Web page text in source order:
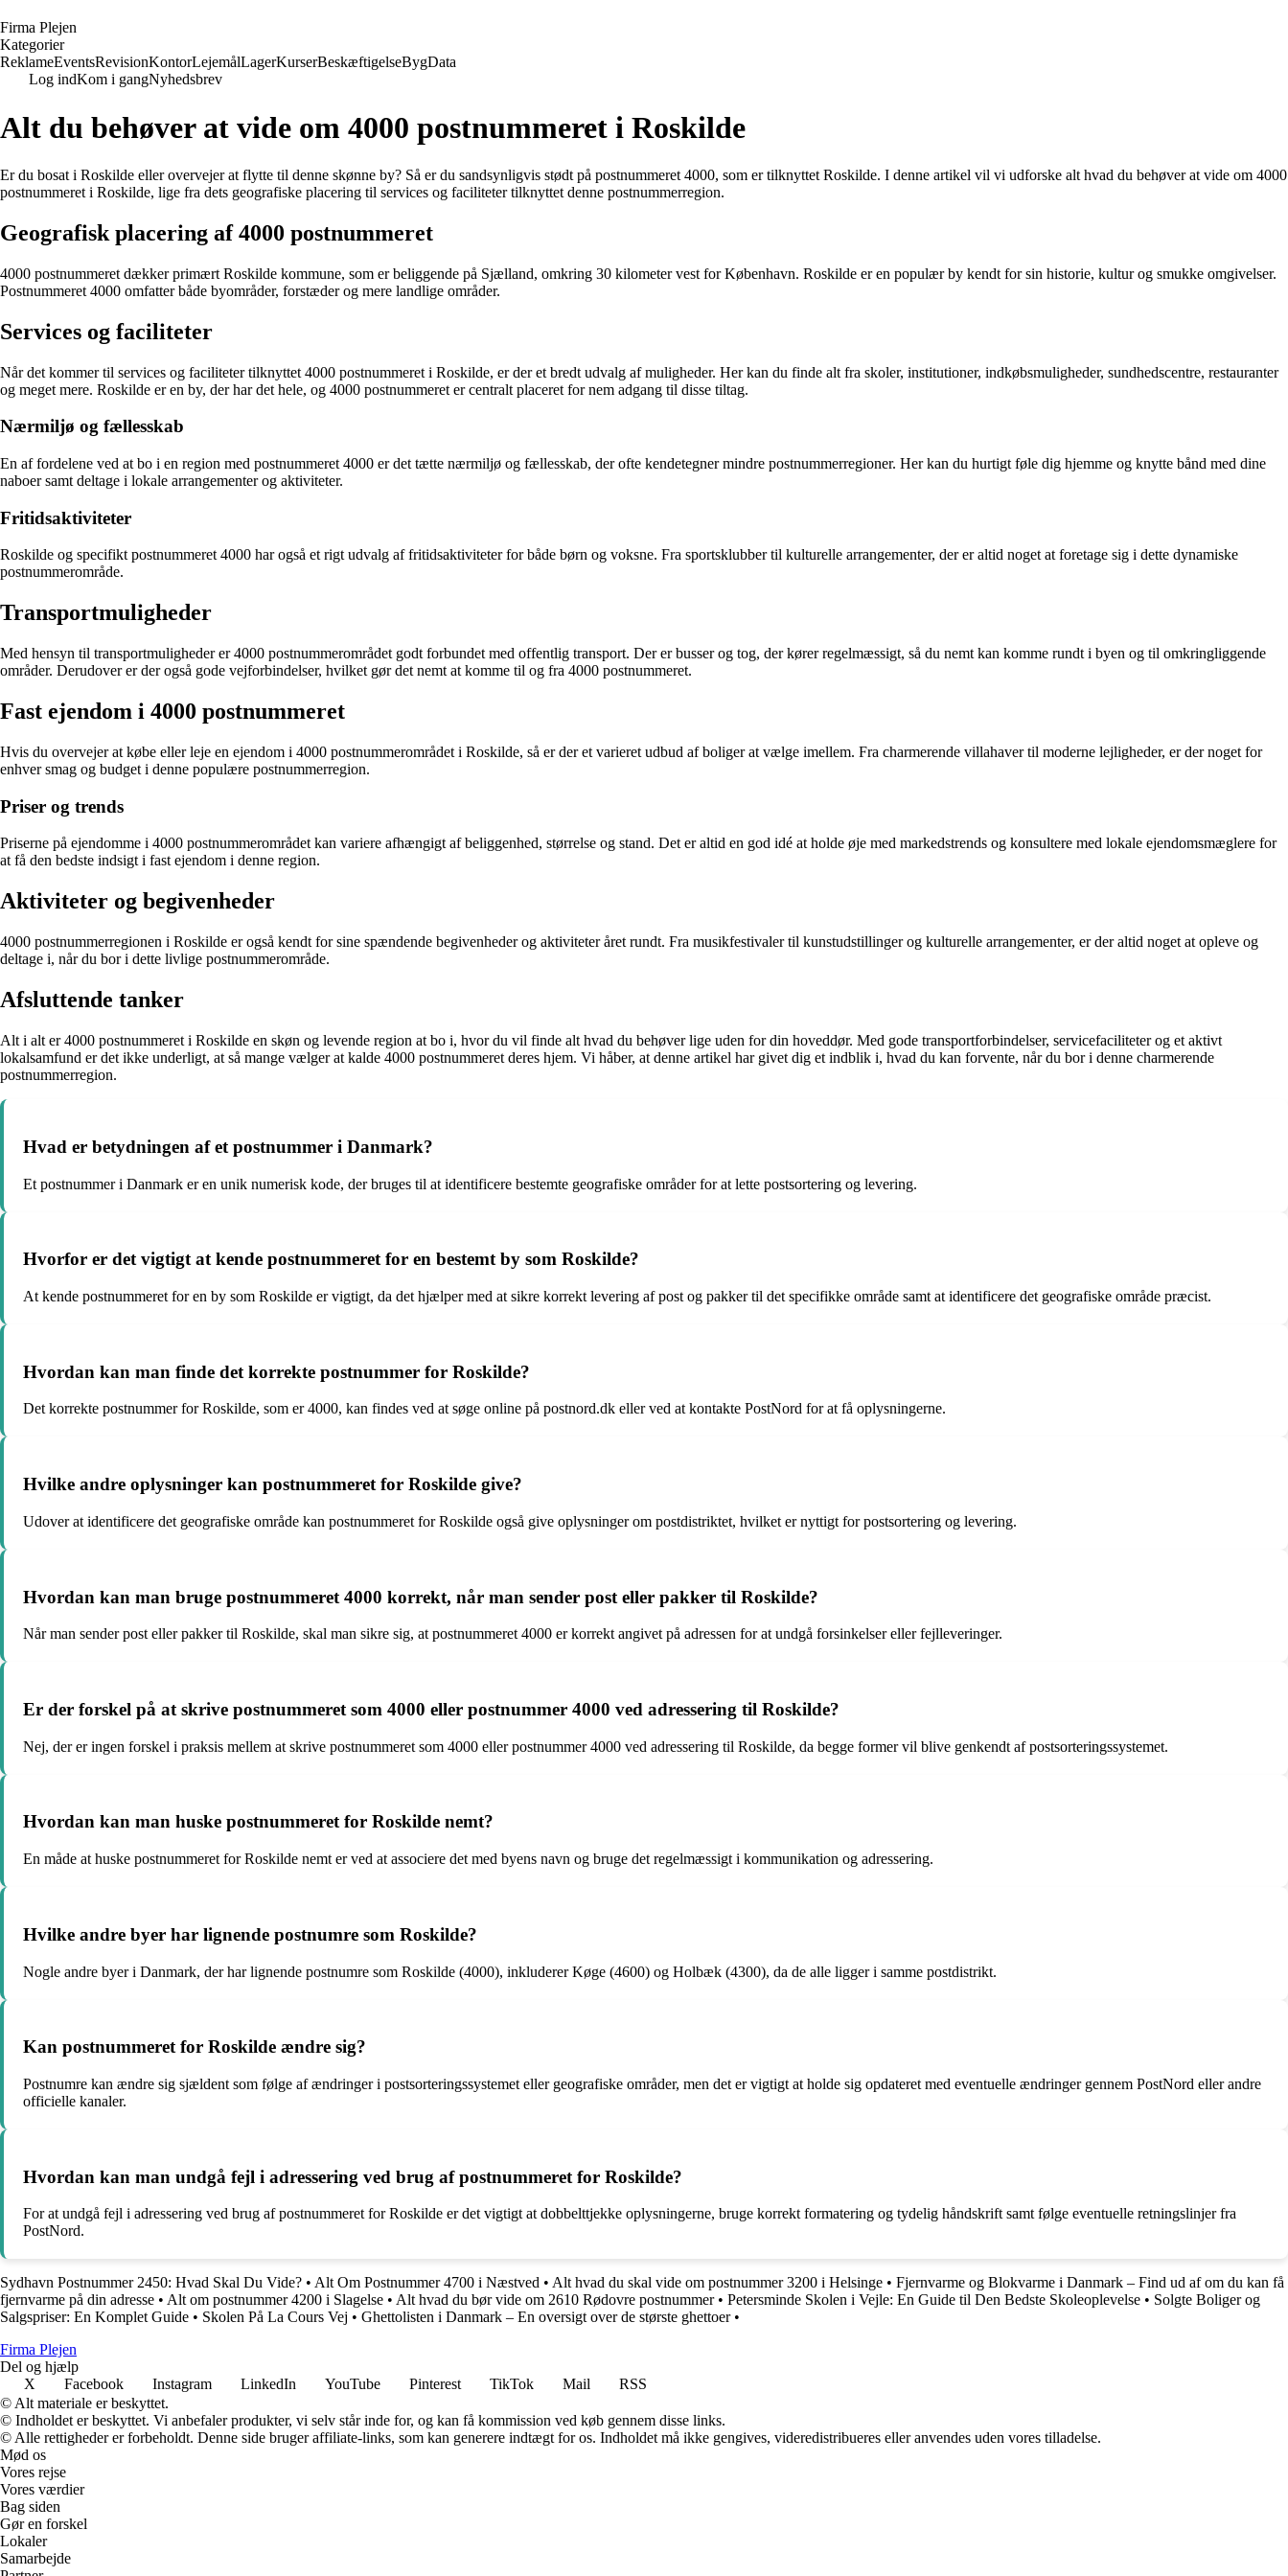
Firma Plejen
Kategorier
ReklameEventsRevisionKontorLejemålLagerKurserBeskæftigelseBygData
Log indKom i gangNyhedsbrev
Alt du behøver at vide om 4000 postnummeret i Roskilde
Er du bosat i Roskilde eller overvejer at flytte til denne skønne by? Så er du sandsynligvis stødt på postnummeret 4000, som er tilknyttet Roskilde. I denne artikel vil vi udforske alt hvad du behøver at vide om 4000
postnummeret i Roskilde, lige fra dets geografiske placering til services og faciliteter tilknyttet denne postnummerregion.
Geografisk placering af 4000 postnummeret
4000 postnummeret dækker primært Roskilde kommune, som er beliggende på Sjælland, omkring 30 kilometer vest for København. Roskilde er en populær by kendt for sin historie, kultur og smukke omgivelser.
Postnummeret 4000 omfatter både byområder, forstæder og mere landlige områder.
Services og faciliteter
Når det kommer til services og faciliteter tilknyttet 4000 postnummeret i Roskilde, er der et bredt udvalg af muligheder. Her kan du finde alt fra skoler, institutioner, indkøbsmuligheder, sundhedscentre, restauranter
og meget mere. Roskilde er en by, der har det hele, og 4000 postnummeret er centralt placeret for nem adgang til disse tiltag.
Nærmiljø og fællesskab
En af fordelene ved at bo i en region med postnummeret 4000 er det tætte nærmiljø og fællesskab, der ofte kendetegner mindre postnummerregioner. Her kan du hurtigt føle dig hjemme og knytte bånd med dine
naboer samt deltage i lokale arrangementer og aktiviteter.
Fritidsaktiviteter
Roskilde og specifikt postnummeret 4000 har også et rigt udvalg af fritidsaktiviteter for både børn og voksne. Fra sportsklubber til kulturelle arrangementer, der er altid noget at foretage sig i dette dynamiske
postnummerområde.
Transportmuligheder
Med hensyn til transportmuligheder er 4000 postnummerområdet godt forbundet med offentlig transport. Der er busser og tog, der kører regelmæssigt, så du nemt kan komme rundt i byen og til omkringliggende
områder. Derudover er der også gode vejforbindelser, hvilket gør det nemt at komme til og fra 4000 postnummeret.
Fast ejendom i 4000 postnummeret
Hvis du overvejer at købe eller leje en ejendom i 4000 postnummerområdet i Roskilde, så er der et varieret udbud af boliger at vælge imellem. Fra charmerende villahaver til moderne lejligheder, er der noget for
enhver smag og budget i denne populære postnummerregion.
Priser og trends
Priserne på ejendomme i 4000 postnummerområdet kan variere afhængigt af beliggenhed, størrelse og stand. Det er altid en god idé at holde øje med markedstrends og konsultere med lokale ejendomsmæglere for
at få den bedste indsigt i fast ejendom i denne region.
Aktiviteter og begivenheder
4000 postnummerregionen i Roskilde er også kendt for sine spændende begivenheder og aktiviteter året rundt. Fra musikfestivaler til kunstudstillinger og kulturelle arrangementer, er der altid noget at opleve og
deltage i, når du bor i dette livlige postnummerområde.
Afsluttende tanker
Alt i alt er 4000 postnummeret i Roskilde en skøn og levende region at bo i, hvor du vil finde alt hvad du behøver lige uden for din hoveddør. Med gode transportforbindelser, servicefaciliteter og et aktivt
lokalsamfund er det ikke underligt, at så mange vælger at kalde 4000 postnummeret deres hjem. Vi håber, at denne artikel har givet dig et indblik i, hvad du kan forvente, når du bor i denne charmerende
postnummerregion.
Hvad er betydningen af et postnummer i Danmark?
Et postnummer i Danmark er en unik numerisk kode, der bruges til at identificere bestemte geografiske områder for at lette postsortering og levering.
Hvorfor er det vigtigt at kende postnummeret for en bestemt by som Roskilde?
At kende postnummeret for en by som Roskilde er vigtigt, da det hjælper med at sikre korrekt levering af post og pakker til det specifikke område samt at identificere det geografiske område præcist.
Hvordan kan man finde det korrekte postnummer for Roskilde?
Det korrekte postnummer for Roskilde, som er 4000, kan findes ved at søge online på postnord.dk eller ved at kontakte PostNord for at få oplysningerne.
Hvilke andre oplysninger kan postnummeret for Roskilde give?
Udover at identificere det geografiske område kan postnummeret for Roskilde også give oplysninger om postdistriktet, hvilket er nyttigt for postsortering og levering.
Hvordan kan man bruge postnummeret 4000 korrekt, når man sender post eller pakker til Roskilde?
Når man sender post eller pakker til Roskilde, skal man sikre sig, at postnummeret 4000 er korrekt angivet på adressen for at undgå forsinkelser eller fejlleveringer.
Er der forskel på at skrive postnummeret som 4000 eller postnummer 4000 ved adressering til Roskilde?
Nej, der er ingen forskel i praksis mellem at skrive postnummeret som 4000 eller postnummer 4000 ved adressering til Roskilde, da begge former vil blive genkendt af postsorteringssystemet.
Hvordan kan man huske postnummeret for Roskilde nemt?
En måde at huske postnummeret for Roskilde nemt er ved at associere det med byens navn og bruge det regelmæssigt i kommunikation og adressering.
Hvilke andre byer har lignende postnumre som Roskilde?
Nogle andre byer i Danmark, der har lignende postnumre som Roskilde (4000), inkluderer Køge (4600) og Holbæk (4300), da de alle ligger i samme postdistrikt.
Kan postnummeret for Roskilde ændre sig?
Postnumre kan ændre sig sjældent som følge af ændringer i postsorteringssystemet eller geografiske områder, men det er vigtigt at holde sig opdateret med eventuelle ændringer gennem PostNord eller andre
officielle kanaler.
Hvordan kan man undgå fejl i adressering ved brug af postnummeret for Roskilde?
For at undgå fejl i adressering ved brug af postnummeret for Roskilde er det vigtigt at dobbelttjekke oplysningerne, bruge korrekt formatering og tydelig håndskrift samt følge eventuelle retningslinjer fra
PostNord.
Sydhavn Postnummer 2450: Hvad Skal Du Vide? • Alt Om Postnummer 4700 i Næstved • Alt hvad du skal vide om postnummer 3200 i Helsinge • Fjernvarme og Blokvarme i Danmark – Find ud af om du kan få
fjernvarme på din adresse • Alt om postnummer 4200 i Slagelse • Alt hvad du bør vide om 2610 Rødovre postnummer• Petersminde Skolen i Vejle: En Guide til Den Bedste Skoleoplevelse • Solgte Boliger og
Salgspriser: En Komplet Guide • Skolen På La Cours Vej • Ghettolisten i Danmark – En oversigt over de største ghettoer•
Firma Plejen
Del og hjælp
X
Facebook Instagram LinkedIn YouTube Pinterest TikTok Mail
RSS
© Alt materiale er beskyttet.
© Indholdet er beskyttet. Vi anbefaler produkter, vi selv står inde for, og kan få kommission ved køb gennem disse links.
© Alle rettigheder er forbeholdt. Denne side bruger affiliate-links, som kan generere indtægt for os. Indholdet må ikke gengives, videredistribueres eller anvendes uden vores tilladelse.
Mød os
Vores rejse
Vores værdier
Bag siden
Gør en forskel
Lokaler
Samarbejde